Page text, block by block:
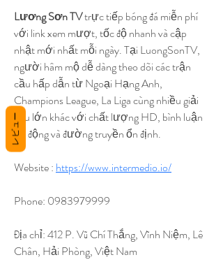
Lương Sơn TV trực tiếp bóng đá miễn phí
với link xem mượt, tốc độ nhanh và cập
nhật mới nhất mỗi ngày. Tại LuongSonTV,
người hâm mộ dễ dàng theo dõi các trận
cầu hấp dẫn từ Ngoại Hạng Anh,
Champions League, La Liga cùng nhiều giải
đấu lớn khác với chất lượng HD, bình luận
sôi động và đường truyền ổn định.
Website : https://www.intermedio.io/
Phone: 0983979999
Địa chỉ: 412 P. Vũ Chí Thắng, Vĩnh Niệm, Lê
Chân, Hải Phòng, Việt Nam
レビュー